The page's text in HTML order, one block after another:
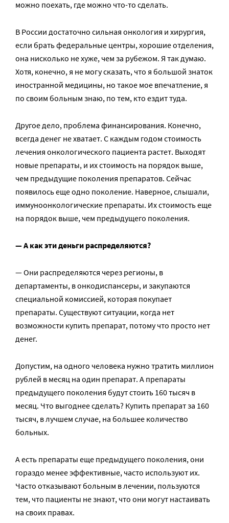
можно поехать, где можно что-то сделать.
В России достаточно сильная онкология и хирургия,
если брать федеральные центры, хорошие отделения,
она нисколько не хуже, чем за рубежом. Я так думаю.
Хотя, конечно, я не могу сказать, что я большой знаток
иностранной медицины, но такое мое впечатление, я
по своим больным знаю, по тем, кто ездит туда.
Другое дело, проблема финансирования. Конечно,
всегда денег не хватает. С каждым годом стоимость
лечения онкологического пациента растет. Выходят
новые препараты, и их стоимость на порядок выше,
чем предыдущие поколения препаратов. Сейчас
появилось еще одно поколение. Наверное, слышали,
иммуноонкологические препараты. Их стоимость еще
на порядок выше, чем предыдущего поколения.
— А как эти деньги распределяются?
— Они распределяются через регионы, в
департаменты, в онкодиспансеры, и закупаются
специальной комиссией, которая покупает
препараты. Существуют ситуации, когда нет
возможности купить препарат, потому что просто нет
денег.
Допустим, на одного человека нужно тратить миллион
рублей в месяц на один препарат. А препараты
предыдущего поколения будут стоить 160 тысяч в
месяц. Что выгоднее сделать? Купить препарат за 160
тысяч, в лучшем случае, на большее количество
больных.
А есть препараты еще предыдущего поколения, они
гораздо менее эффективные, часто используют их.
Часто отказывают больным в лечении, пользуются
тем, что пациенты не знают, что они могут настаивать
на своих правах.